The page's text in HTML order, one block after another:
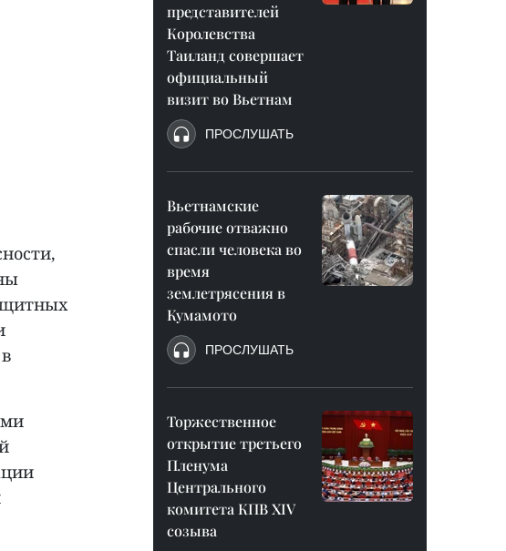
представителей
Королевства
Таиланд совершает
официальный
визит во Вьетнам
ПРОСЛУШАТЬ
Вьетнамские
рабочие отважно
спасли человека во
время
землетрясения в
Кумамото
ПРОСЛУШАТЬ
Торжественное
открытие третьего
Пленума
Центрального
комитета КПВ XIV
созыва